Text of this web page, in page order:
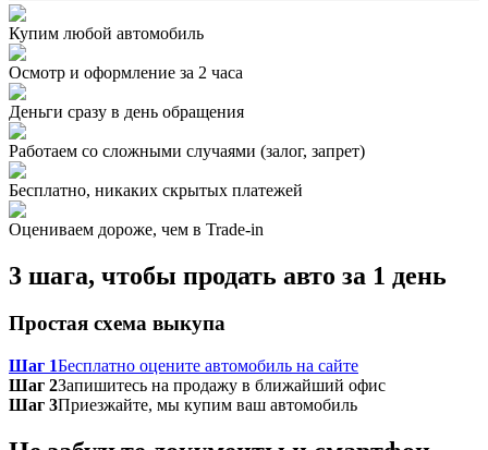
Купим любой автомобиль
Осмотр и оформление за 2 часа
Деньги сразу в день обращения
Работаем со сложными случаями (залог, запрет)
Бесплатно, никаких скрытых платежей
Оцениваем дороже, чем в Trade‑in
3 шага, чтобы продать авто за 1 день
Простая схема выкупа
Шаг 1Бесплатно оцените автомобиль на сайте
Шаг 2Запишитесь на продажу в ближайший офис
Шаг 3Приезжайте, мы купим ваш автомобиль